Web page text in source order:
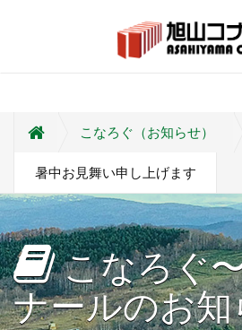
こなろぐ（お知らせ）
暑中お見舞い申し上げます
こなろぐ
ナールのお知